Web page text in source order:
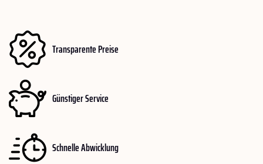
Transparente Preise
Günstiger Service
Schnelle Abwicklung